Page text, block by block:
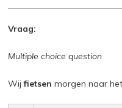
Vraag:
Multiple choice question
Wijfietsen morgen naar